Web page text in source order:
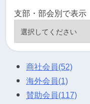
支部・部会別で表示
商社会員(52)
海外会員(1)
賛助会員(117)